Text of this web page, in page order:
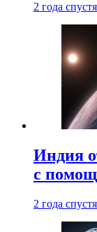
2 года спустя
Индия
с
2 года спустя